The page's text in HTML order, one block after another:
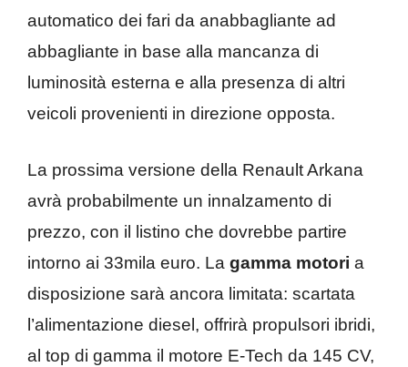
automatico dei fari da anabbagliante ad
abbagliante in base alla mancanza di
luminosità esterna e alla presenza di altri
veicoli provenienti in direzione opposta.
La prossima versione della Renault Arkana
avrà probabilmente un innalzamento di
prezzo, con il listino che dovrebbe partire
intorno ai 33mila euro. La gamma motori a
disposizione sarà ancora limitata: scartata
l’alimentazione diesel, offrirà propulsori ibridi,
al top di gamma il motore E-Tech da 145 CV,